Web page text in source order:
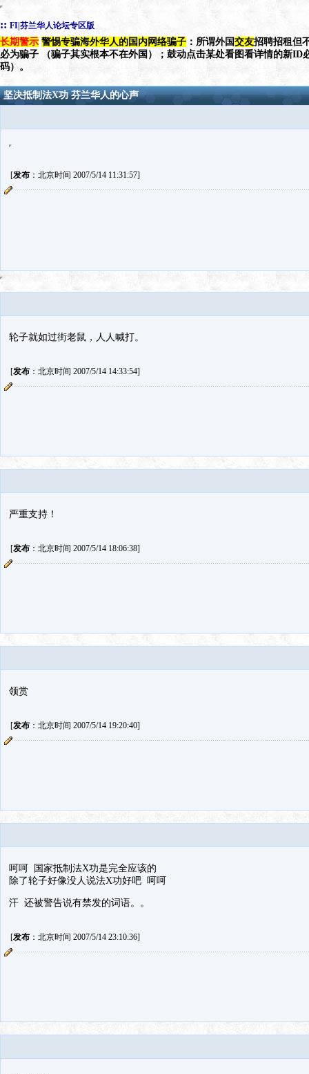
:: FI|芬兰华人论坛专区版
长期警示 警惕专骗海外华人的国内网络骗子 ：所谓外国交友招聘招租但
必为骗子 （骗子其实根本不在外国）；鼓动点击某处看图看详情的新ID
码）。
坚决抵制法X功 芬兰华人的心声
[发布：北京时间 2007/5/14 11:31:57]
轮子就如过街老鼠，人人喊打。
[发布：北京时间 2007/5/14 14:33:54]
严重支持！
[发布：北京时间 2007/5/14 18:06:38]
领赏
[发布：北京时间 2007/5/14 19:20:40]
呵呵 国家抵制法X功是完全应该的
除了轮子好像没人说法X功好吧 呵呵
汗 还被警告说有禁发的词语。。
[发布：北京时间 2007/5/14 23:10:36]